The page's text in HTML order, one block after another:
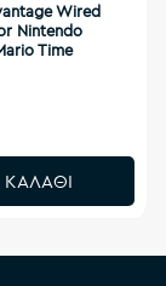
Wired
Nintendo
Time
ΚΑΛΆΘΙ